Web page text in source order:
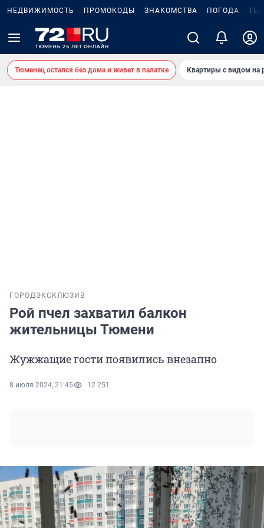
НЕДВИЖИМОСТЬ ПРОМОКОДЫ ЗНАКОМСТВА ПОГОДА
Тюменец остался без дома и живет в палатке Квартиры с видом на
ГОРОДЭКСКЛЮЗИВ
Рой пчел захватил балкон
жительницы Тюмени
Жужжащие гости появились внезапно
8 июля 2024, 21:45 12 251